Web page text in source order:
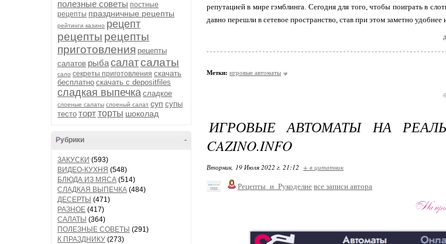
полезные советы постные
рецепты праздничные рецепты
рейтинги казино рецепт
рецепты рецепты
приготовления рецепты
салатов рыбасалатсалаты
сало секреты приготовления скачать
бесплатно скачать с depositfiles
сладкая выпечка сладкое
слоеные салаты слоеный салат суп супы
тесто тортторты шоколад
-
Рубрики
ЗАКУСКИ (593)
ВИДЕО-КУХНЯ (548)
БЛЮДА ИЗ МЯСА (514)
СЛАДКАЯ ВЫПЕЧКА (484)
ДЕСЕРТЫ (471)
РАЗНОЕ (417)
САЛАТЫ (364)
ПОЛЕЗНЫЕ СОВЕТЫ (291)
К ПРАЗДНИКУ (273)
репутацией в мире гэмблинга. Сегодня для того, чтобы поиграть в
давно перешли в сетевое пространство, став при этом заметно
Метки: игровые автоматы
ИГРОВЫЕ АВТОМАТЫ НА
CAZINO.INFO
Вторник, 19 Июля 2022 г. 21:12 + в цитатник
Рецепты_и_Рукоделие все записи автора